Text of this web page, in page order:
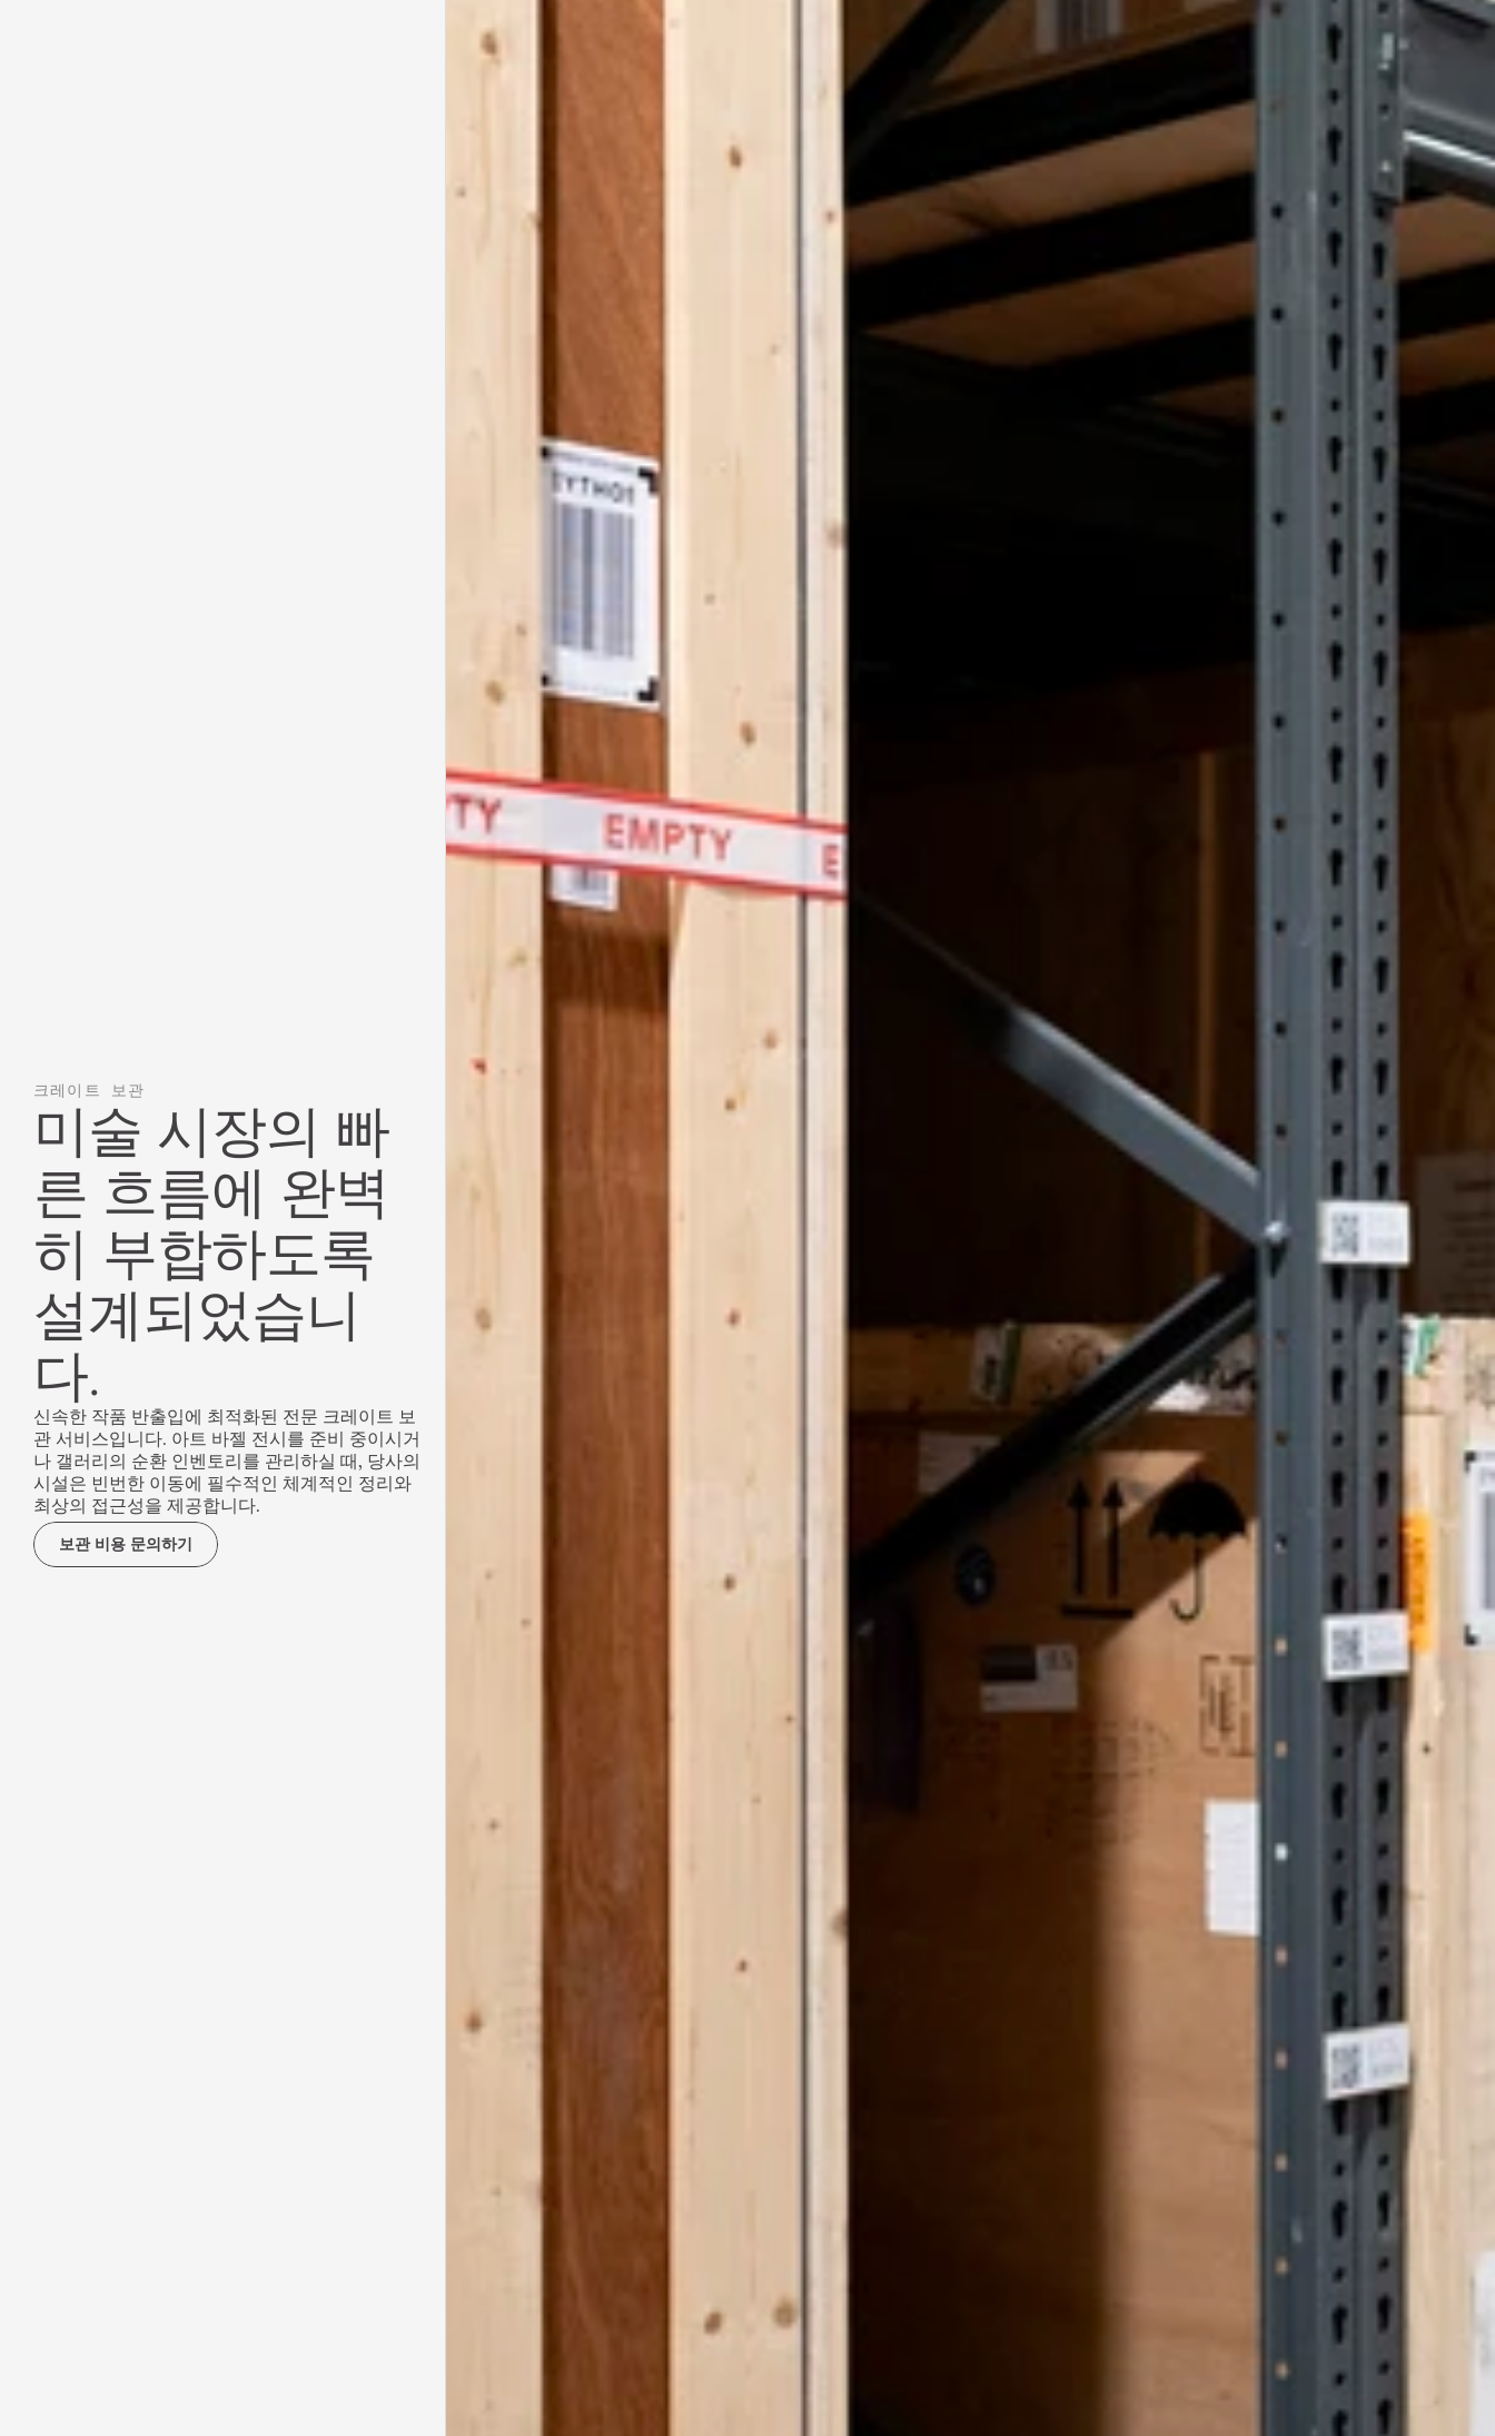
크레이트 보관
미술 시장의 빠
른 흐름에 완벽
히 부합하도록
설계되었습니
다.
신속한 작품 반출입에 최적화된 전문 크레이트 보
관 서비스입니다. 아트 바젤 전시를 준비 중이시거
나 갤러리의 순환 인벤토리를 관리하실 때, 당사의
시설은 빈번한 이동에 필수적인 체계적인 정리와
최상의 접근성을 제공합니다.
보관 비용 문의하기